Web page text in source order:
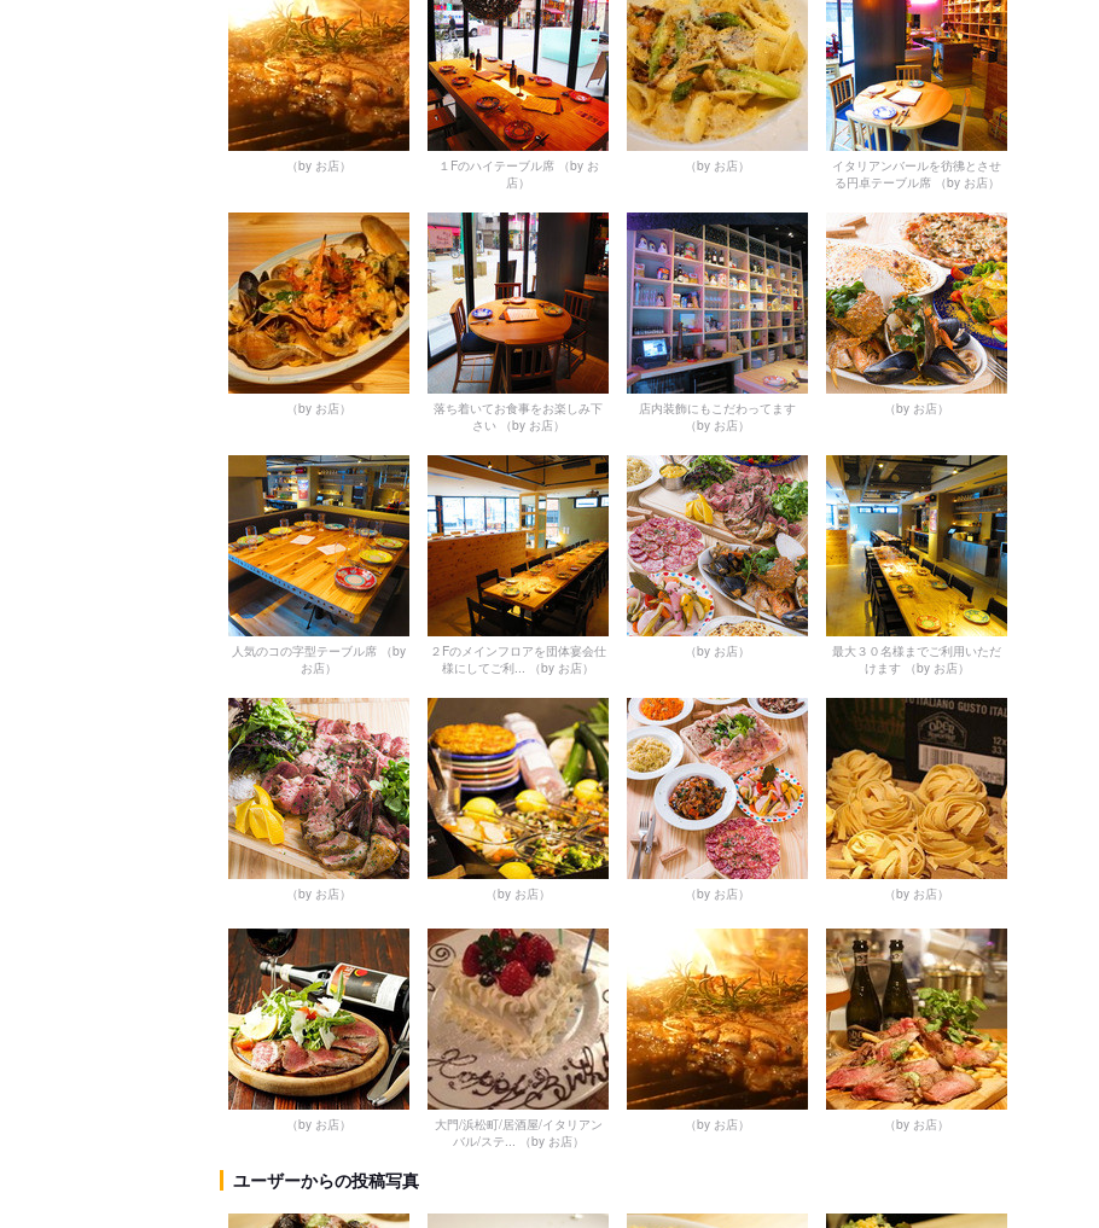
（by お店） １Fのハイテーブル席
（by お
店）
（by お店）
イタリアンバールを彷彿とさせ
る円卓テーブル席
（by お店）
（by お店）
落ち着いてお食事をお楽しみ下
さい
（by お店）
店内装飾にもこだわってます
（by お店）
（by お店）
人気のコの字型テーブル席 （by
お店）
２Fのメインフロアを団体宴会仕
様にしてご利...
（by お店）
（by お店）
最大３０名様までご利用いただ
けます
（by お店）
（by お店） （by お店） （by お店） （by お店）
（by お店）
大門/浜松町/居酒屋/イタリアン
バル/ステ...
（by お店）
（by お店） （by お店）
ユーザーからの投稿写真